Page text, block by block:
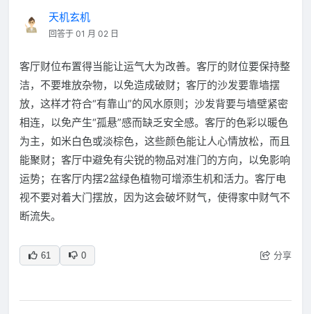
天机玄机
回答于 01 月 02 日
客厅财位布置得当能让运气大为改善。客厅的财位要保持整
洁，不要堆放杂物，以免造成破财；客厅的沙发要靠墙摆
放，这样才符合“有靠山”的风水原则；沙发背要与墙壁紧密
相连，以免产生“孤悬”感而缺乏安全感。客厅的色彩以暖色
为主，如米白色或淡棕色，这些颜色能让人心情放松，而且
能聚财；客厅中避免有尖锐的物品对准门的方向，以免影响
运势；在客厅内摆2盆绿色植物可增添生机和活力。客厅电
视不要对着大门摆放，因为这会破坏财气，使得家中财气不
断流失。
61 0 分享